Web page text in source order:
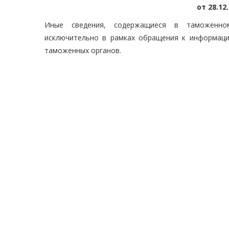
от
Иные сведения, содержащиеся в
исключительно в рамках обращения к
таможенных органов.